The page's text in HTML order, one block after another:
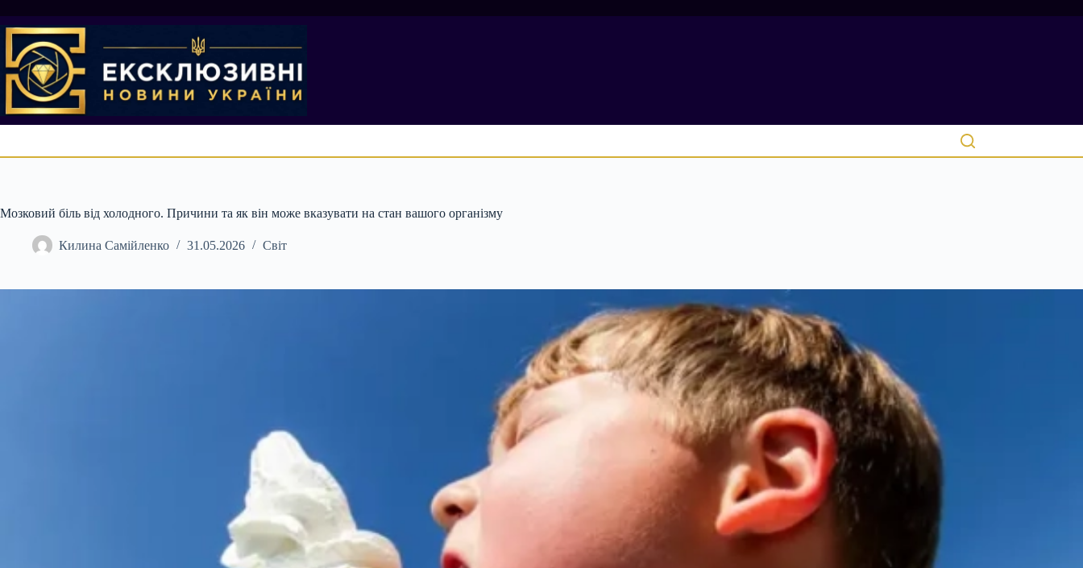
до
вмісту
Мозковий біль від холодного. Причини та як він може вказувати на стан вашого організму
Килина Самійленко 31.05.2026 Світ